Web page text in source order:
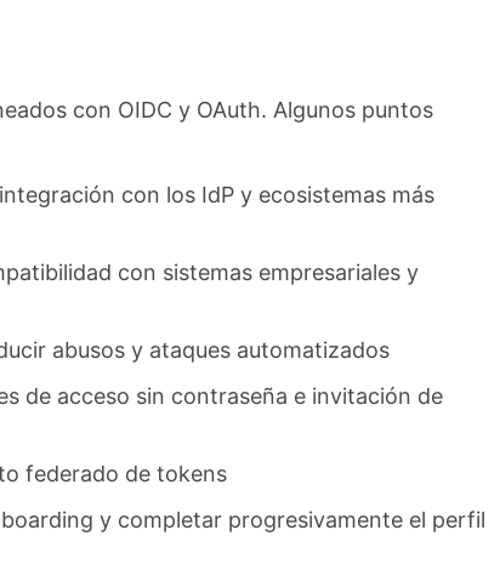
con OIDC y OAuth. Algunos puntos
con los IdP y ecosistemas más
con sistemas empresariales y
abusos y ataques automatizados
de acceso sin contraseña e invitación de
federado de tokens
y completar progresivamente el perfil